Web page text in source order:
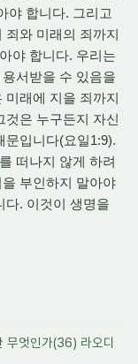
야 합니다. 그리고
죄와 미래의 죄까지
야 합니다. 우리는
서받을 수 있음을
미래에 지을 죄까지
것은 누구든지 자신
문입니다(요일1:9).
떠나지 않게 하려
부인하지 말아야
다. 이것이 생명을
무엇인가(36) 라오디